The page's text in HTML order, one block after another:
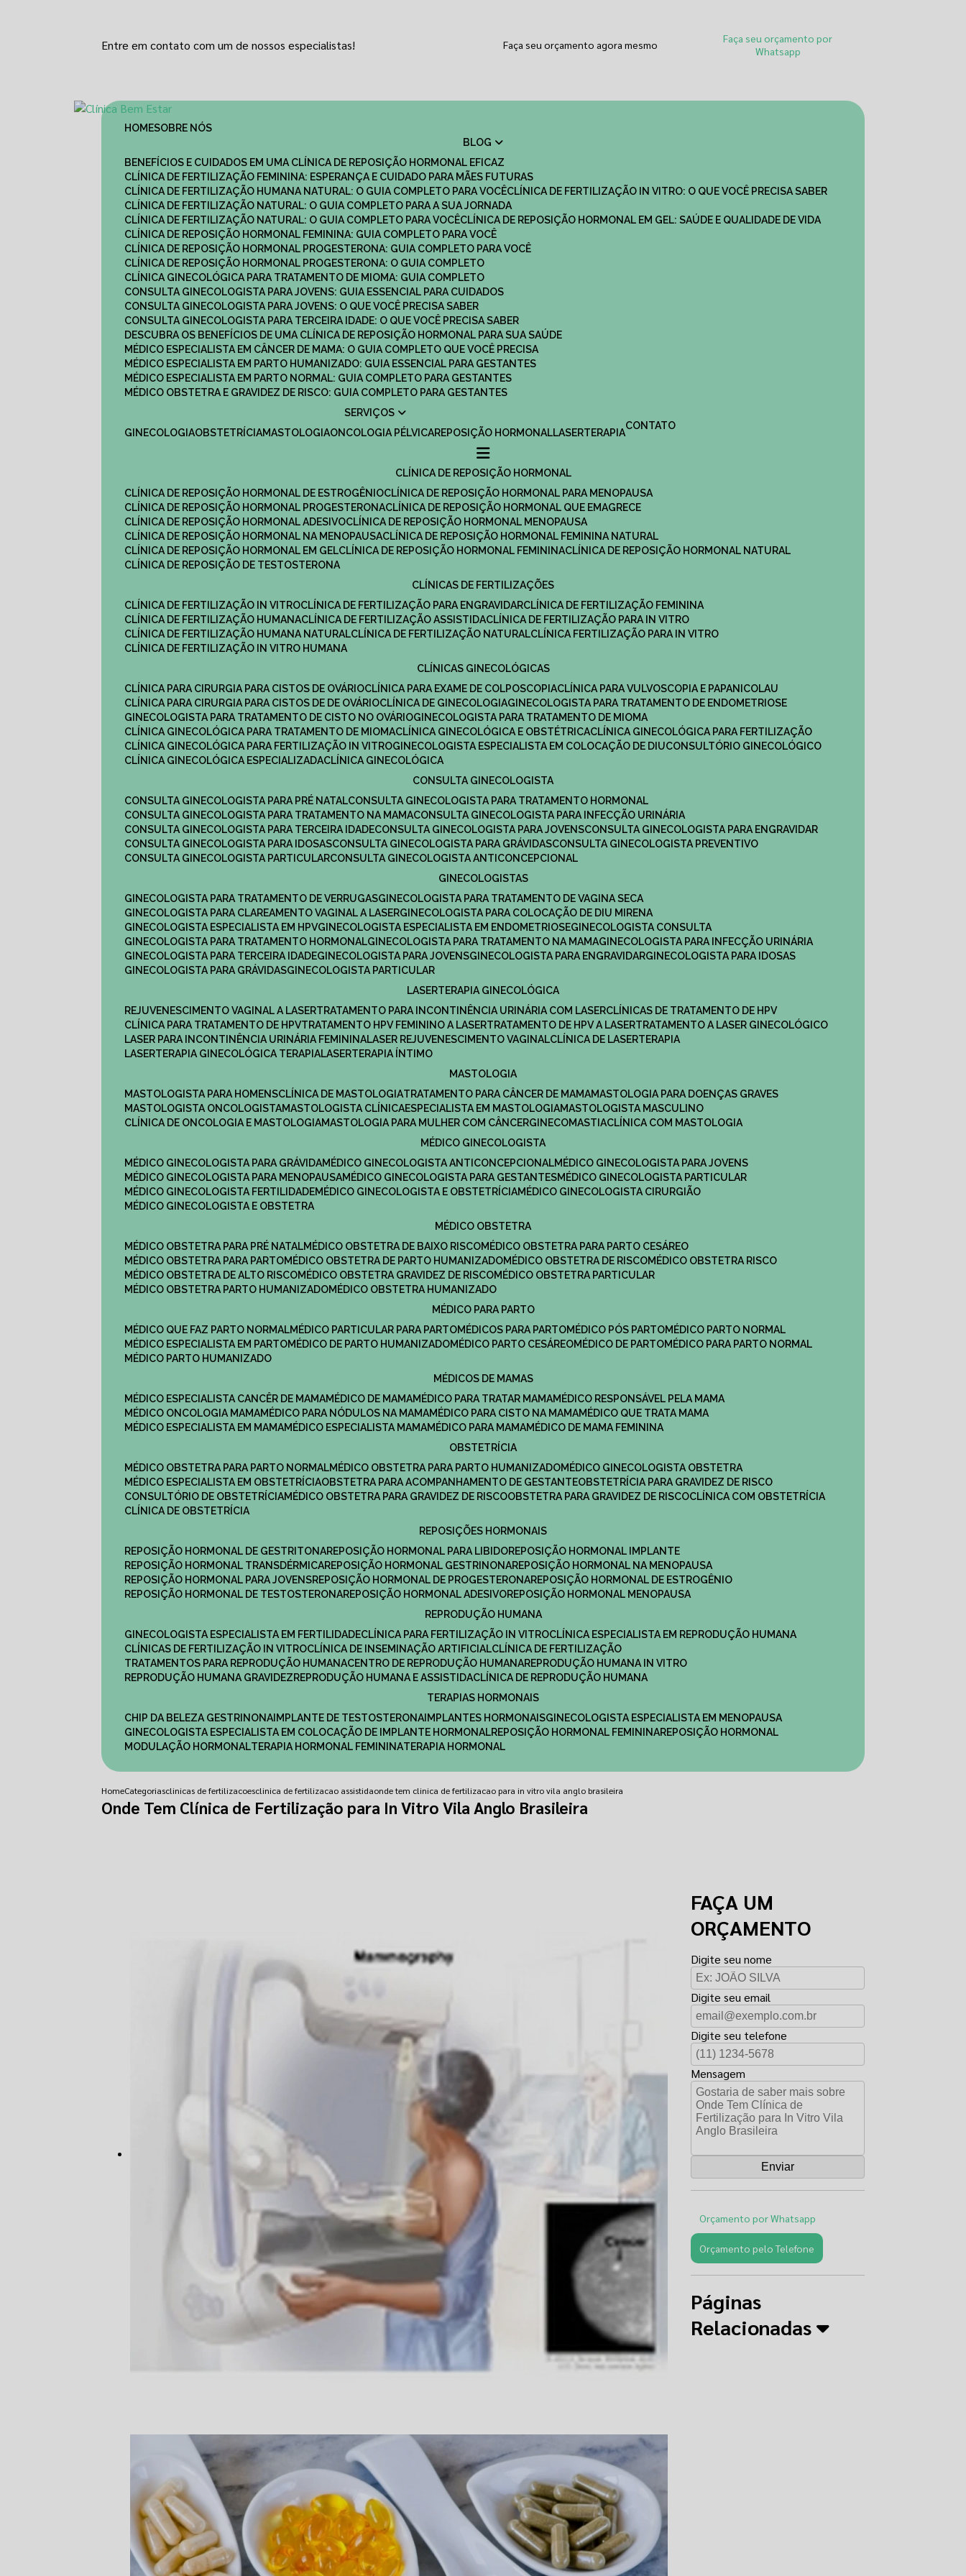
Entre em contato com um de nossos especialistas! Faça seu orçamento agora mesmo
Faça seu orçamento por
Whatsapp
HOME
SOBRE NÓS
BLOG
BENEFÍCIOS E CUIDADOS EM UMA CLÍNICA DE REPOSIÇÃO HORMONAL EFICAZ
CLÍNICA DE FERTILIZAÇÃO FEMININA: ESPERANÇA E CUIDADO PARA MÃES FUTURAS
CLÍNICA DE FERTILIZAÇÃO HUMANA NATURAL: O GUIA COMPLETO PARA VOCÊ
CLÍNICA DE FERTILIZAÇÃO IN VITRO: O QUE VOCÊ PRECISA SABER
CLÍNICA DE FERTILIZAÇÃO NATURAL: O GUIA COMPLETO PARA A SUA JORNADA
CLÍNICA DE FERTILIZAÇÃO NATURAL: O GUIA COMPLETO PARA VOCÊ
CLÍNICA DE REPOSIÇÃO HORMONAL EM GEL: SAÚDE E QUALIDADE DE VIDA
CLÍNICA DE REPOSIÇÃO HORMONAL FEMININA: GUIA COMPLETO PARA VOCÊ
CLÍNICA DE REPOSIÇÃO HORMONAL PROGESTERONA: GUIA COMPLETO PARA VOCÊ
CLÍNICA DE REPOSIÇÃO HORMONAL PROGESTERONA: O GUIA COMPLETO
CLÍNICA GINECOLÓGICA PARA TRATAMENTO DE MIOMA: GUIA COMPLETO
CONSULTA GINECOLOGISTA PARA JOVENS: GUIA ESSENCIAL PARA CUIDADOS
CONSULTA GINECOLOGISTA PARA JOVENS: O QUE VOCÊ PRECISA SABER
CONSULTA GINECOLOGISTA PARA TERCEIRA IDADE: O QUE VOCÊ PRECISA SABER
DESCUBRA OS BENEFÍCIOS DE UMA CLÍNICA DE REPOSIÇÃO HORMONAL PARA SUA SAÚDE
MÉDICO ESPECIALISTA EM CÂNCER DE MAMA: O GUIA COMPLETO QUE VOCÊ PRECISA
MÉDICO ESPECIALISTA EM PARTO HUMANIZADO: GUIA ESSENCIAL PARA GESTANTES
MÉDICO ESPECIALISTA EM PARTO NORMAL: GUIA COMPLETO PARA GESTANTES
MÉDICO OBSTETRA E GRAVIDEZ DE RISCO: GUIA COMPLETO PARA GESTANTES
SERVIÇOS
GINECOLOGIA
OBSTETRÍCIA MASTOLOGIA ONCOLOGIA PÉLVICA REPOSIÇÃO HORMONAL LASERTERAPIA
CONTATO
CLÍNICA DE REPOSIÇÃO HORMONAL
CLÍNICA DE REPOSIÇÃO HORMONAL DE ESTROGÊNIO
CLÍNICA DE REPOSIÇÃO HORMONAL PARA MENOPAUSA
CLÍNICA DE REPOSIÇÃO HORMONAL PROGESTERONA
CLÍNICA DE REPOSIÇÃO HORMONAL QUE EMAGRECE
CLÍNICA DE REPOSIÇÃO HORMONAL ADESIVO
CLÍNICA DE REPOSIÇÃO HORMONAL MENOPAUSA
CLÍNICA DE REPOSIÇÃO HORMONAL NA MENOPAUSA
CLÍNICA DE REPOSIÇÃO HORMONAL FEMININA NATURAL
CLÍNICA DE REPOSIÇÃO HORMONAL EM GEL
CLÍNICA DE REPOSIÇÃO HORMONAL FEMININA
CLÍNICA DE REPOSIÇÃO HORMONAL NATURAL
CLÍNICA DE REPOSIÇÃO DE TESTOSTERONA
CLÍNICAS DE FERTILIZAÇÕES
CLÍNICA DE FERTILIZAÇÃO IN VITRO
CLÍNICA DE FERTILIZAÇÃO PARA ENGRAVIDAR
CLÍNICA DE FERTILIZAÇÃO FEMININA
CLÍNICA DE FERTILIZAÇÃO HUMANA
CLÍNICA DE FERTILIZAÇÃO ASSISTIDA
CLÍNICA DE FERTILIZAÇÃO PARA IN VITRO
CLÍNICA DE FERTILIZAÇÃO HUMANA NATURAL
CLÍNICA DE FERTILIZAÇÃO NATURAL
CLÍNICA FERTILIZAÇÃO PARA IN VITRO
CLÍNICA DE FERTILIZAÇÃO IN VITRO HUMANA
CLÍNICAS GINECOLÓGICAS
CLÍNICA PARA CIRURGIA PARA CISTOS DE OVÁRIO
CLÍNICA PARA EXAME DE COLPOSCOPIA
CLÍNICA PARA VULVOSCOPIA E PAPANICOLAU
CLÍNICA PARA CIRURGIA PARA CISTOS DE DE OVÁRIO
CLÍNICA DE GINECOLOGIA
GINECOLOGISTA PARA TRATAMENTO DE ENDOMETRIOSE
GINECOLOGISTA PARA TRATAMENTO DE CISTO NO OVÁRIO
GINECOLOGISTA PARA TRATAMENTO DE MIOMA
CLÍNICA GINECOLÓGICA PARA TRATAMENTO DE MIOMA
CLÍNICA GINECOLÓGICA E OBSTÉTRICA
CLÍNICA GINECOLÓGICA PARA FERTILIZAÇÃO
CLÍNICA GINECOLÓGICA PARA FERTILIZAÇÃO IN VITRO
GINECOLOGISTA ESPECIALISTA EM COLOCAÇÃO DE DIU
CONSULTÓRIO GINECOLÓGICO
CLÍNICA GINECOLÓGICA ESPECIALIZADA
CLÍNICA GINECOLÓGICA
CONSULTA GINECOLOGISTA
CONSULTA GINECOLOGISTA PARA PRÉ NATAL
CONSULTA GINECOLOGISTA PARA TRATAMENTO HORMONAL
CONSULTA GINECOLOGISTA PARA TRATAMENTO NA MAMA
CONSULTA GINECOLOGISTA PARA INFECÇÃO URINÁRIA
CONSULTA GINECOLOGISTA PARA TERCEIRA IDADE
CONSULTA GINECOLOGISTA PARA JOVENS
CONSULTA GINECOLOGISTA PARA ENGRAVIDAR
CONSULTA GINECOLOGISTA PARA IDOSAS
CONSULTA GINECOLOGISTA PARA GRÁVIDAS
CONSULTA GINECOLOGISTA PREVENTIVO
CONSULTA GINECOLOGISTA PARTICULAR
CONSULTA GINECOLOGISTA ANTICONCEPCIONAL
GINECOLOGISTAS
GINECOLOGISTA PARA TRATAMENTO DE VERRUGAS
GINECOLOGISTA PARA TRATAMENTO DE VAGINA SECA
GINECOLOGISTA PARA CLAREAMENTO VAGINAL A LASER
GINECOLOGISTA PARA COLOCAÇÃO DE DIU MIRENA
GINECOLOGISTA ESPECIALISTA EM HPV
GINECOLOGISTA ESPECIALISTA EM ENDOMETRIOSE
GINECOLOGISTA CONSULTA
GINECOLOGISTA PARA TRATAMENTO HORMONAL
GINECOLOGISTA PARA TRATAMENTO NA MAMA
GINECOLOGISTA PARA INFECÇÃO URINÁRIA
GINECOLOGISTA PARA TERCEIRA IDADE
GINECOLOGISTA PARA JOVENS GINECOLOGISTA PARA ENGRAVIDAR
GINECOLOGISTA PARA IDOSAS
GINECOLOGISTA PARA GRÁVIDAS
GINECOLOGISTA PARTICULAR
LASERTERAPIA GINECOLÓGICA
REJUVENESCIMENTO VAGINAL A LASER
TRATAMENTO PARA INCONTINÊNCIA URINÁRIA COM LASER
CLÍNICAS DE TRATAMENTO DE HPV
CLÍNICA PARA TRATAMENTO DE HPV
TRATAMENTO HPV FEMININO A LASER TRATAMENTO DE HPV A LASER
TRATAMENTO A LASER GINECOLÓGICO
LASER PARA INCONTINÊNCIA URINÁRIA FEMININA LASER REJUVENESCIMENTO VAGINAL
CLÍNICA DE LASERTERAPIA
LASERTERAPIA GINECOLÓGICA TERAPIA LASERTERAPIA ÍNTIMO
MASTOLOGIA
MASTOLOGISTA PARA HOMENS
CLÍNICA DE MASTOLOGIA TRATAMENTO PARA CÂNCER DE MAMA
MASTOLOGIA PARA DOENÇAS GRAVES
MASTOLOGISTA ONCOLOGISTA
MASTOLOGISTA CLÍNICA ESPECIALISTA EM MASTOLOGIA
MASTOLOGISTA MASCULINO
CLÍNICA DE ONCOLOGIA E MASTOLOGIA
MASTOLOGIA PARA MULHER COM CÂNCER GINECOMASTIA
CLÍNICA COM MASTOLOGIA
MÉDICO GINECOLOGISTA
MÉDICO GINECOLOGISTA PARA GRÁVIDA
MÉDICO GINECOLOGISTA ANTICONCEPCIONAL
MÉDICO GINECOLOGISTA PARA JOVENS
MÉDICO GINECOLOGISTA PARA MENOPAUSA
MÉDICO GINECOLOGISTA PARA GESTANTES
MÉDICO GINECOLOGISTA PARTICULAR
MÉDICO GINECOLOGISTA FERTILIDADE
MÉDICO GINECOLOGISTA E OBSTETRÍCIA
MÉDICO GINECOLOGISTA CIRURGIÃO
MÉDICO GINECOLOGISTA E OBSTETRA
MÉDICO OBSTETRA
MÉDICO OBSTETRA PARA PRÉ NATAL
MÉDICO OBSTETRA DE BAIXO RISCO
MÉDICO OBSTETRA PARA PARTO CESÁREO
MÉDICO OBSTETRA PARA PARTO
MÉDICO OBSTETRA DE PARTO HUMANIZADO MÉDICO OBSTETRA DE RISCO
MÉDICO OBSTETRA RISCO
MÉDICO OBSTETRA DE ALTO RISCO
MÉDICO OBSTETRA GRAVIDEZ DE RISCO
MÉDICO OBSTETRA PARTICULAR
MÉDICO OBSTETRA PARTO HUMANIZADO
MÉDICO OBSTETRA HUMANIZADO
MÉDICO PARA PARTO
MÉDICO QUE FAZ PARTO NORMAL
MÉDICO PARTICULAR PARA PARTO MÉDICOS PARA PARTO MÉDICO PÓS PARTO
MÉDICO PARTO NORMAL
MÉDICO ESPECIALISTA EM PARTO
MÉDICO DE PARTO HUMANIZADO MÉDICO PARTO CESÁREO MÉDICO DE PARTO
MÉDICO PARA PARTO NORMAL
MÉDICO PARTO HUMANIZADO
MÉDICOS DE MAMAS
MÉDICO ESPECIALISTA CANCÊR DE MAMA
MÉDICO DE MAMA MÉDICO PARA TRATAR MAMA
MÉDICO RESPONSÁVEL PELA MAMA
MÉDICO ONCOLOGIA MAMA
MÉDICO PARA NÓDULOS NA MAMA MÉDICO PARA CISTO NA MAMA
MÉDICO QUE TRATA MAMA
MÉDICO ESPECIALISTA EM MAMA
MÉDICO ESPECIALISTA MAMA MÉDICO PARA MAMA
MÉDICO DE MAMA FEMININA
OBSTETRÍCIA
MÉDICO OBSTETRA PARA PARTO NORMAL
MÉDICO OBSTETRA PARA PARTO HUMANIZADO
MÉDICO GINECOLOGISTA OBSTETRA
MÉDICO ESPECIALISTA EM OBSTETRÍCIA
OBSTETRA PARA ACOMPANHAMENTO DE GESTANTE
OBSTETRÍCIA PARA GRAVIDEZ DE RISCO
CONSULTÓRIO DE OBSTETRÍCIA
MÉDICO OBSTETRA PARA GRAVIDEZ DE RISCO OBSTETRA PARA GRAVIDEZ DE RISCO
CLÍNICA COM OBSTETRÍCIA
CLÍNICA DE OBSTETRÍCIA
REPOSIÇÕES HORMONAIS
REPOSIÇÃO HORMONAL DE GESTRITONA
REPOSIÇÃO HORMONAL PARA LIBIDO
REPOSIÇÃO HORMONAL IMPLANTE
REPOSIÇÃO HORMONAL TRANSDÉRMICA
REPOSIÇÃO HORMONAL GESTRINONA
REPOSIÇÃO HORMONAL NA MENOPAUSA
REPOSIÇÃO HORMONAL PARA JOVENS
REPOSIÇÃO HORMONAL DE PROGESTERONA
REPOSIÇÃO HORMONAL DE ESTROGÊNIO
REPOSIÇÃO HORMONAL DE TESTOSTERONA
REPOSIÇÃO HORMONAL ADESIVO
REPOSIÇÃO HORMONAL MENOPAUSA
REPRODUÇÃO HUMANA
GINECOLOGISTA ESPECIALISTA EM FERTILIDADE
CLÍNICA PARA FERTILIZAÇÃO IN VITRO
CLÍNICA ESPECIALISTA EM REPRODUÇÃO HUMANA
CLÍNICAS DE FERTILIZAÇÃO IN VITRO
CLÍNICA DE INSEMINAÇÃO ARTIFICIAL
CLÍNICA DE FERTILIZAÇÃO
TRATAMENTOS PARA REPRODUÇÃO HUMANA
CENTRO DE REPRODUÇÃO HUMANA
REPRODUÇÃO HUMANA IN VITRO
REPRODUÇÃO HUMANA GRAVIDEZ
REPRODUÇÃO HUMANA E ASSISTIDA
CLÍNICA DE REPRODUÇÃO HUMANA
TERAPIAS HORMONAIS
CHIP DA BELEZA GESTRINONA IMPLANTE DE TESTOSTERONA IMPLANTES HORMONAIS
GINECOLOGISTA ESPECIALISTA EM MENOPAUSA
GINECOLOGISTA ESPECIALISTA EM COLOCAÇÃO DE IMPLANTE HORMONAL
REPOSIÇÃO HORMONAL FEMININA
REPOSIÇÃO HORMONAL
MODULAÇÃO HORMONAL
TERAPIA HORMONAL FEMININA TERAPIA HORMONAL
HomeCategoriasclinicas de fertilizacoesclinica de fertilizacao assistidaonde tem clinica de fertilizacao para in vitro vila anglo brasileira
Onde Tem Clínica de Fertilização para In Vitro Vila Anglo Brasileira
FAÇA UM
ORÇAMENTO
Digite seu nome
Digite seu email
Digite seu telefone
Mensagem
Orçamento por Whatsapp
Orçamento pelo Telefone
Páginas
Relacionadas